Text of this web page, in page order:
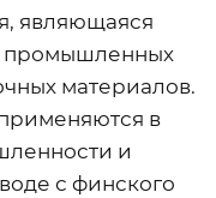
являющаяся
промышленных
материалов.
в
и
с финского